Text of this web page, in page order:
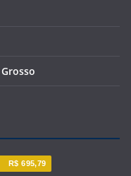
R$ 695,79